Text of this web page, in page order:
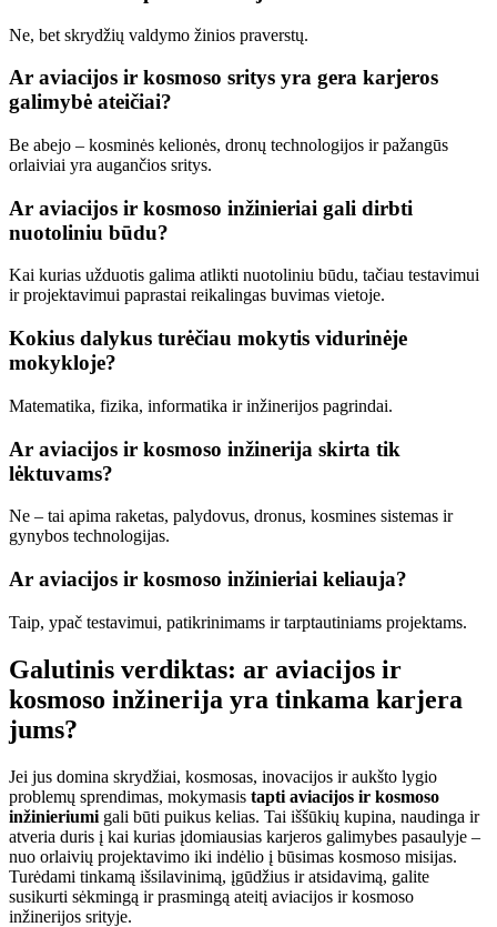
Ne, bet skrydžių valdymo žinios praverstų.
Ar aviacijos ir kosmoso sritys yra gera karjeros
galimybė ateičiai?
Be abejo – kosminės kelionės, dronų technologijos ir pažangūs
orlaiviai yra augančios sritys.
Ar aviacijos ir kosmoso inžinieriai gali dirbti
nuotoliniu būdu?
Kai kurias užduotis galima atlikti nuotoliniu būdu, tačiau testavimui
ir projektavimui paprastai reikalingas buvimas vietoje.
Kokius dalykus turėčiau mokytis vidurinėje
mokykloje?
Matematika, fizika, informatika ir inžinerijos pagrindai.
Ar aviacijos ir kosmoso inžinerija skirta tik
lėktuvams?
Ne – tai apima raketas, palydovus, dronus, kosmines sistemas ir
gynybos technologijas.
Ar aviacijos ir kosmoso inžinieriai keliauja?
Taip, ypač testavimui, patikrinimams ir tarptautiniams projektams.
Galutinis verdiktas: ar aviacijos ir
kosmoso inžinerija yra tinkama karjera
jums?
Jei jus domina skrydžiai, kosmosas, inovacijos ir aukšto lygio
problemų sprendimas, mokymasis tapti aviacijos ir kosmoso
inžinieriumi gali būti puikus kelias. Tai iššūkių kupina, naudinga ir
atveria duris į kai kurias įdomiausias karjeros galimybes pasaulyje –
nuo ​​orlaivių projektavimo iki indėlio į būsimas kosmoso misijas.
Turėdami tinkamą išsilavinimą, įgūdžius ir atsidavimą, galite
susikurti sėkmingą ir prasmingą ateitį aviacijos ir kosmoso
inžinerijos srityje.